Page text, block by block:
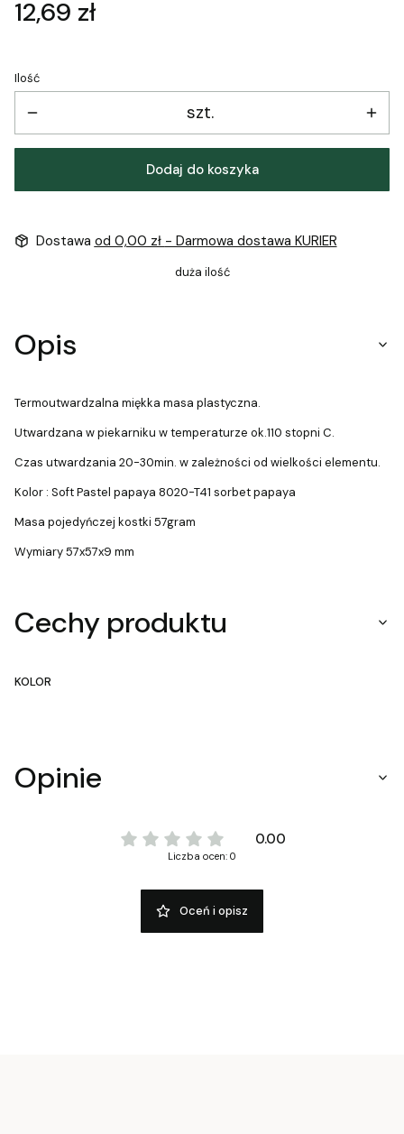
Cena
12,69 zł
Ilość
szt.
Dodaj do koszyka
Dostawa od 0,00 zł - Darmowa dostawa KURIER
duża ilość
Opis
Termoutwardzalna miękka masa plastyczna.
Utwardzana w piekarniku w temperaturze ok.110 stopni C.
Czas utwardzania 20-30min. w zależności od wielkości elementu.
Kolor : Soft Pastel papaya 8020-T41 sorbet papaya
Masa pojedyńczej kostki 57gram
Wymiary 57x57x9 mm
Cechy produktu
KOLOR
Opinie
0.00
Liczba ocen: 0
Oceń i opisz